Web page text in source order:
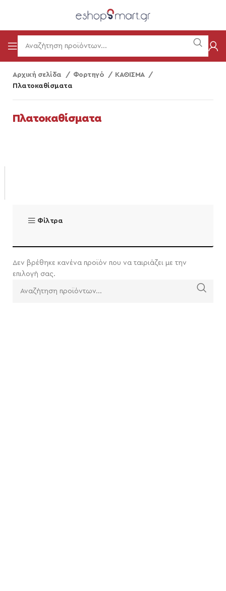
Αρχική σελίδα Φορτηγό
ΚΑΘΙΣΜΑ
Πλατοκαθίσματα
Πλατοκαθίσματα
Φίλτρα
Δεν βρέθηκε κανένα προϊόν που να ταιριάζει με την
επιλογή σας.